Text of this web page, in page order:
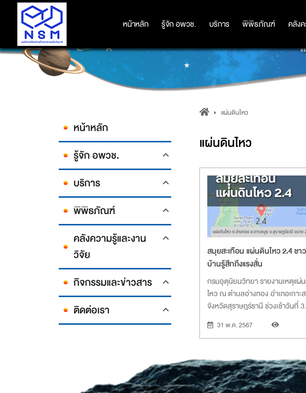
หน้าหลัก รู้จัก อพวช. บริการ พิพิธภัณฑ์ คลัง
หน้าหลัก รู้จัก อพวช. บริการ พิพิธภัณฑ์ คลัง
หน้าหลัก
รู้จัก อพวช.
บริการ
พิพิธภัณฑ์
คลังความรู้และงาน
วิจัย
กิจกรรมและข่าวสาร
ติดต่อเรา
แผ่นดินไหว
แผ่นดินไหว
สมุยสะเทือน แผ่นดินไหว 2.4 ชาว
บ้านรู้สึกถึงแรงสั่น
กรมอุตุนิยมวิทยา รายงานเหตุแผ่
ไหว ณ ตำบลอ่างทอง อำเภอเกาะ
จังหวัดสุราษฎร์ธานี ช่วงเช้าวันที่
พ.ค. 2567 วัดขนาดได้ 2.4 ชาวบ้าน
แจ้งรู้สึกบ้านเรือนสั่นสะเทือน พบ
ทรัพยากรธรณีเผยสาเหตุเกิดจากก
เคลื่อนตัวของหินแกรนิตใต้เปลือก
31 พ.ค. 2567